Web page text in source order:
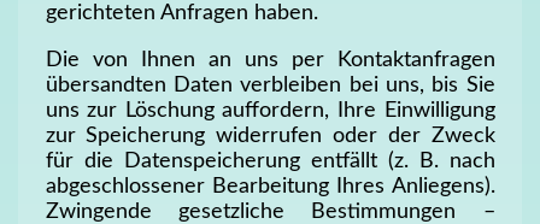
gerichteten Anfragen haben.
Die von Ihnen an uns per Kontaktanfragen
übersandten Daten verbleiben bei uns, bis Sie
uns zur Löschung auffordern, Ihre Einwilligung
zur Speicherung widerrufen oder der Zweck
für die Datenspeicherung entfällt (z. B. nach
abgeschlossener Bearbeitung Ihres Anliegens).
Zwingende gesetzliche Bestimmungen –